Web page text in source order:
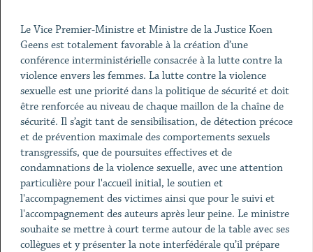
Le Vice Premier-Ministre et Ministre de la Justice Koen
Geens est totalement favorable à la création d’une
conférence interministérielle consacrée à la lutte contre la
violence envers les femmes. La lutte contre la violence
sexuelle est une priorité dans la politique de sécurité et doit
être renforcée au niveau de chaque maillon de la chaîne de
sécurité. Il s’agit tant de sensibilisation, de détection précoce
et de prévention maximale des comportements sexuels
transgressifs, que de poursuites effectives et de
condamnations de la violence sexuelle, avec une attention
particulière pour l'accueil initial, le soutien et
l'accompagnement des victimes ainsi que pour le suivi et
l'accompagnement des auteurs après leur peine. Le ministre
souhaite se mettre à court terme autour de la table avec ses
collègues et y présenter la note interfédérale qu’il prépare